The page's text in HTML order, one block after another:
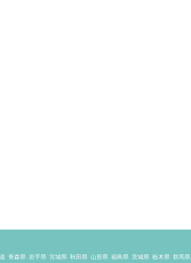
青森県 岩手県 宮城県 秋田県 山形県 福島県 茨城県 栃木県 群馬県